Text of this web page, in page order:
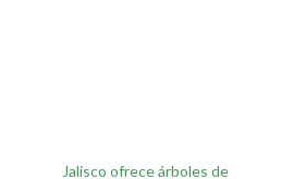
Jalisco ofrece árboles de